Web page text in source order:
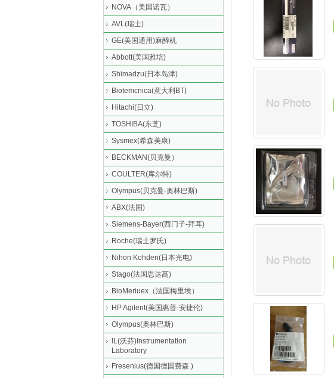
NOVA（美国诺瓦）
AVL(瑞士)
GE(美国通用)麻醉机
Abbott(美国雅培)
Shimadzu(日本岛津)
Biotemcnica(意大利BT)
Hitachi(日立)
TOSHIBA(东芝)
Sysmex(希森美康)
BECKMAN(贝克曼）
COULTER(库尔特)
Olympus(贝克曼-奥林巴斯)
ABX(法国)
Siemens-Bayer(西门子-拜耳)
Roche(瑞士罗氏)
Nihon Kohden(日本光电)
Stago(法国思达高)
BioMeriuex（法国梅里埃）
HP Agilent(美国惠普-安捷伦)
Olympus(奥林巴斯)
IL(沃芬)Instrumentation
Laboratory
Fresenius(德国德国费森 )